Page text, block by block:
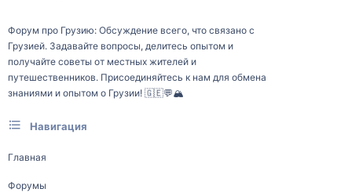
Форум про Грузию: Обсуждение всего, что связано с
Грузией. Задавайте вопросы, делитесь опытом и
получайте советы от местных жителей и
путешественников. Присоединяйтесь к нам для обмена
знаниями и опытом о Грузии! 🇬🇪💬🏔️
Навигация
Главная
Форумы